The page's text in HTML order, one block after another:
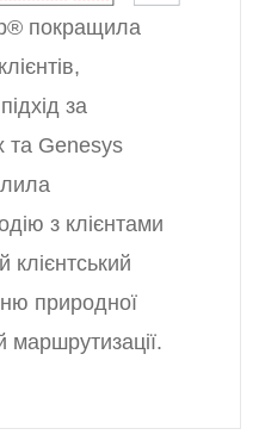
покращила
за
та Genesys
з клієнтами
клієнтський
природної
маршрутизації.